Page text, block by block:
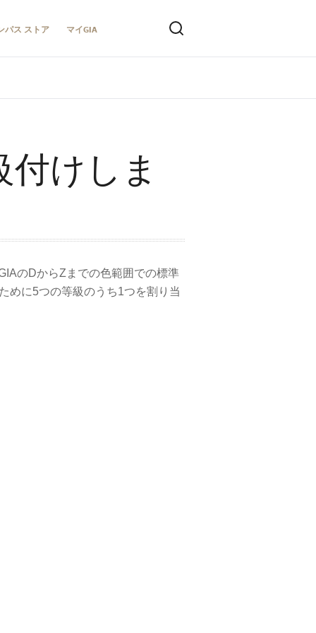
パス ストア マイGIA
けしま
のDからZまでの色範囲での標準
めに5つの等級のうち1つを割り当